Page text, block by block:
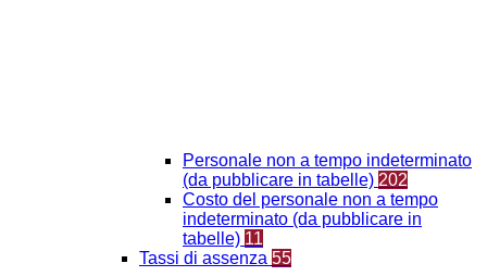
Personale non a tempo indeterminato
(da pubblicare in tabelle) 202
Costo del personale non a tempo
indeterminato (da pubblicare in
tabelle) 11
Tassi di assenza 55